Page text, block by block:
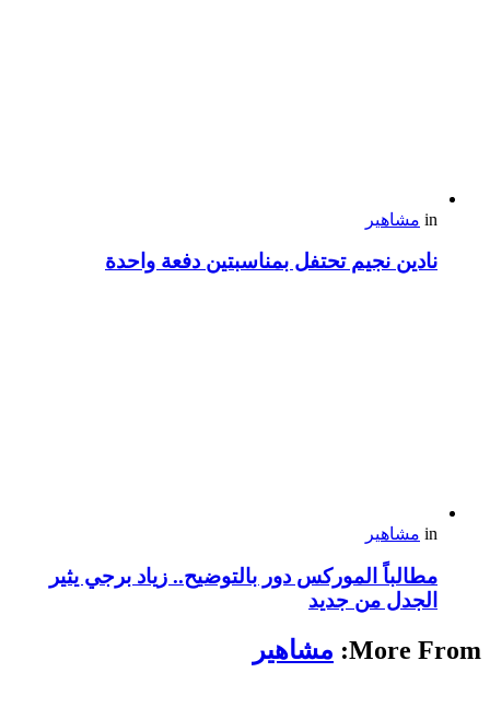
in مشاهير
نادين نجيم تحتفل بمناسبتين دفعة واحدة
in مشاهير
مطالباً الموركس دور بالتوضيح.. زياد برجي يثير
الجدل من جديد
More From: مشاهير